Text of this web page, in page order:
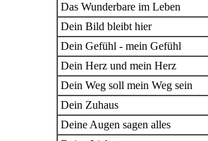
Das Wunderbare im Leben
Dein Bild bleibt hier
Dein Gefühl - mein Gefühl
Dein Herz und mein Herz
Dein Weg soll mein Weg sein
Dein Zuhaus
Deine Augen sagen alles